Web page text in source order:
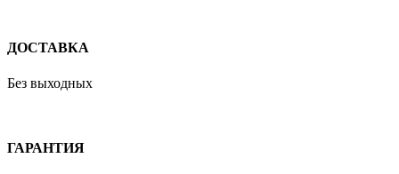
ДОСТАВКА
Без выходных
ГАРАНТИЯ